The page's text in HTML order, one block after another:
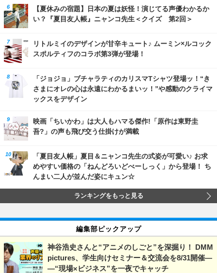
【夏休みの宿題】日本の夏は妖怪！演じてる声優わかるか
い？『夏目友人帳』ニャンコ先生＜クイズ 第2回＞
リトルミイのデザインが甘辛キュート♪ ムーミン×ルコック
スポルティフのコラボ第3弾が登場！
「ジョジョ」ブチャラティのカリスマTシャツ登場ッ！“き
さまにオレの心は永遠にわかるまいッ！”や感動のクライマ
ックスをデザイン
映画「ちいかわ」は大人もハマる傑作!「原作は東野圭
吾?」の声も飛び交う仕掛けが満載
「夏目友人帳」夏目＆ニャンコ先生の式姿が可愛い♪ お求
めやすい価格の「ねんどろいどべーしっく」から登場！ ち
んまい二人が並んだ姿にキュン☆
ランキングをもっと見る
編集部ピックアップ
神谷浩史さんと“アニメのしごと”を深掘り！ DMM
pictures、学生向けセミナー＆交流会を8/31開催―
―“現場×ビジネス”を一夜でキャッチ